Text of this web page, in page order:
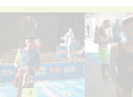
4